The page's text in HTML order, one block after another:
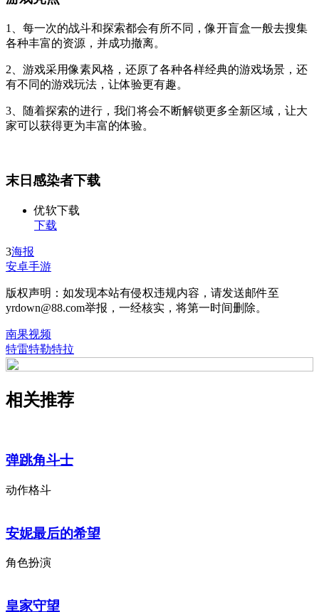
1、每一次的战斗和探索都会有所不同，像开盲盒一般去搜集
各种丰富的资源，并成功撤离。
2、游戏采用像素风格，还原了各种各样经典的游戏场景，还
有不同的游戏玩法，让体验更有趣。
3、随着探索的进行，我们将会不断解锁更多全新区域，让大
家可以获得更为丰富的体验。
末日感染者下载
优软下载
下载
3海报
安卓手游
版权声明：如发现本站有侵权违规内容，请发送邮件至
yrdown@88.com举报，一经核实，将第一时间删除。
南果视频
特雷特勒特拉
相关推荐
弹跳角斗士
动作格斗
安妮最后的希望
角色扮演
皇家守望